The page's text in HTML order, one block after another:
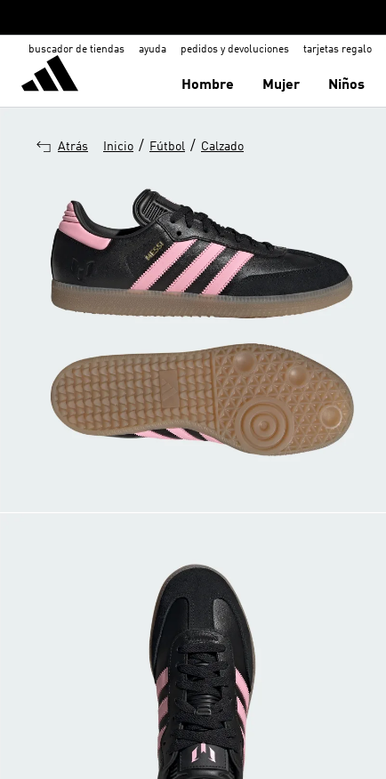
buscador de tiendas ayuda pedidos y devoluciones tarjetas regalo
Hombre Mujer Niños
Atrás Inicio / Fútbol / Calzado